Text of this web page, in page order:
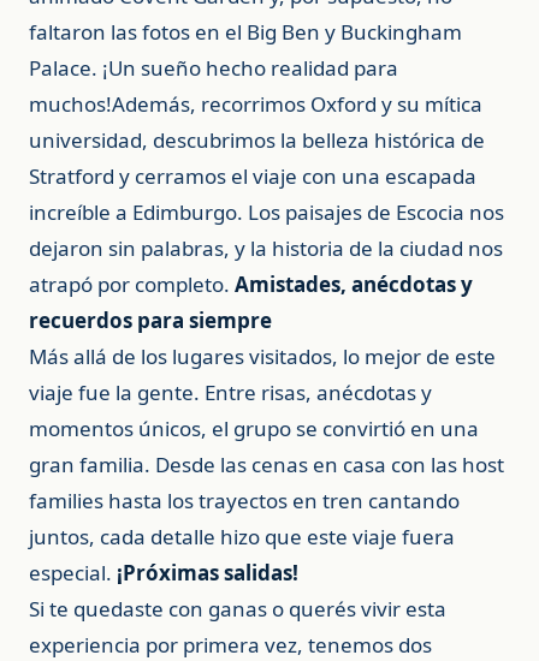
faltaron las fotos en el Big Ben y Buckingham
Palace. ¡Un sueño hecho realidad para
muchos!Además, recorrimos Oxford y su mítica
universidad, descubrimos la belleza histórica de
Stratford y cerramos el viaje con una escapada
increíble a Edimburgo. Los paisajes de Escocia nos
dejaron sin palabras, y la historia de la ciudad nos
atrapó por completo. Amistades, anécdotas y
recuerdos para siempre
Más allá de los lugares visitados, lo mejor de este
viaje fue la gente. Entre risas, anécdotas y
momentos únicos, el grupo se convirtió en una
gran familia. Desde las cenas en casa con las host
families hasta los trayectos en tren cantando
juntos, cada detalle hizo que este viaje fuera
especial. ¡Próximas salidas!
Si te quedaste con ganas o querés vivir esta
experiencia por primera vez, tenemos dos